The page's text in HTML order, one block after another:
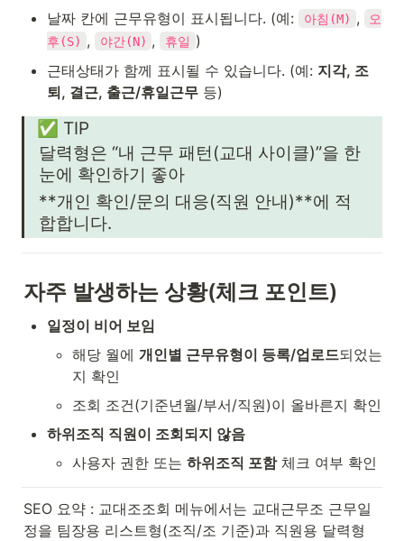
날짜 칸에 근무유형이 표시됩니다. (예: 아침(M) ,
오
후(S) , 야간(N) , 휴일 )
근태상태가 함께 표시될 수 있습니다. (예: 지각, 조
퇴, 결근, 출근/휴일근무 등)
✅ TIP
달력형은 “내 근무 패턴(교대 사이클)”을 한
눈에 확인하기 좋아
**개인 확인/문의 대응(직원 안내)**에 적
합합니다.
자주 발생하는 상황(체크 포인트)
일정이 비어 보임
해당 월에 개인별 근무유형이 등록/업로드되었는
지 확인
조회 조건(기준년월/부서/직원)이 올바른지 확인
하위조직 직원이 조회되지 않음
사용자 권한 또는 하위조직 포함 체크 여부 확인
SEO 요약 : 교대조조회 메뉴에서는 교대근무조 근무일
정을 팀장용 리스트형(조직/조 기준)과 직원용 달력형